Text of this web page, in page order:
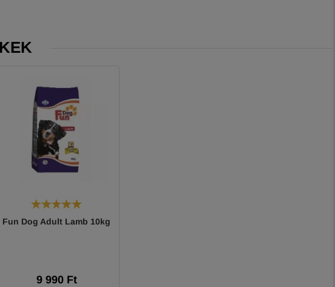
Fun Dog Adult Lamb 10kg
9 990 Ft